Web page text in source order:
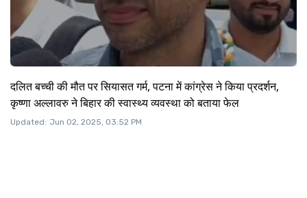
दलित बच्ची की मौत पर सियासत गर्म, पटना में कांग्रेस ने किया प्रदर्शन,
कृष्णा अल्लावरु ने बिहार की स्वास्थ्य व्यवस्था को बताया फेल
Updated: Jun 02, 2025, 03:52 PM